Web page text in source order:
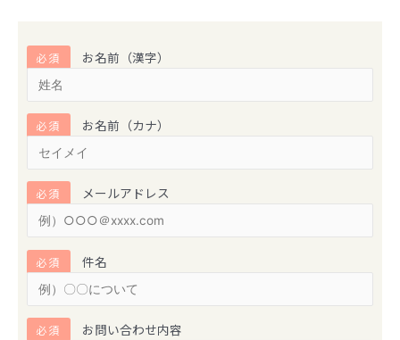
必須 お名前（漢字）
必須 お名前（カナ）
必須 メールアドレス
必須 件名
必須 お問い合わせ内容